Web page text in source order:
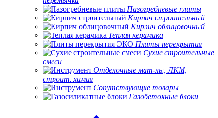
Пазогребневые плиты
Кирпич строительный
Кирпич облицовочный
Теплая керамика
Плиты перекрытия
Сухие строительные
смеси
Отделочные мат-лы, ЛКМ,
строит. химия
Сопутствующие товары
Газобетонные блоки